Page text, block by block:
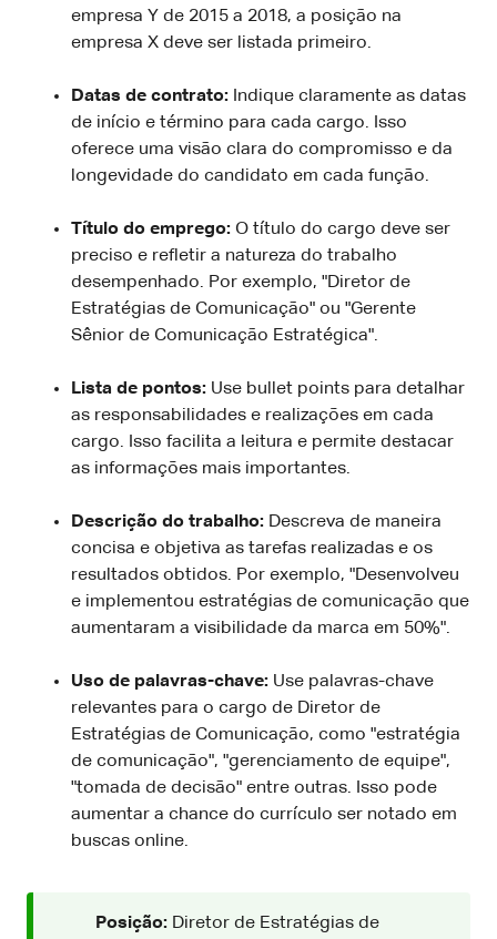
empresa Y de 2015 a 2018, a posição na
empresa X deve ser listada primeiro.
Datas de contrato: Indique claramente as datas
de início e término para cada cargo. Isso
oferece uma visão clara do compromisso e da
longevidade do candidato em cada função.
Título do emprego: O título do cargo deve ser
preciso e refletir a natureza do trabalho
desempenhado. Por exemplo, "Diretor de
Estratégias de Comunicação" ou "Gerente
Sênior de Comunicação Estratégica".
Lista de pontos: Use bullet points para detalhar
as responsabilidades e realizações em cada
cargo. Isso facilita a leitura e permite destacar
as informações mais importantes.
Descrição do trabalho: Descreva de maneira
concisa e objetiva as tarefas realizadas e os
resultados obtidos. Por exemplo, "Desenvolveu
e implementou estratégias de comunicação que
aumentaram a visibilidade da marca em 50%".
Uso de palavras-chave: Use palavras-chave
relevantes para o cargo de Diretor de
Estratégias de Comunicação, como "estratégia
de comunicação", "gerenciamento de equipe",
"tomada de decisão" entre outras. Isso pode
aumentar a chance do currículo ser notado em
buscas online.
Posição: Diretor de Estratégias de